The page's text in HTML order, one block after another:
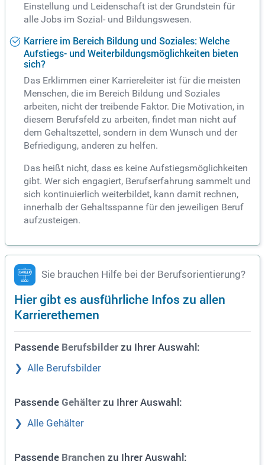
Einstellung und Leidenschaft ist der Grundstein für
alle Jobs im Sozial- und Bildungswesen.
Karriere im Bereich Bildung und Soziales: Welche
Aufstiegs- und Weiterbildungsmöglichkeiten bieten
sich?
Das Erklimmen einer Karriereleiter ist für die meisten
Menschen, die im Bereich Bildung und Soziales
arbeiten, nicht der treibende Faktor. Die Motivation, in
diesem Berufsfeld zu arbeiten, findet man nicht auf
dem Gehaltszettel, sondern in dem Wunsch und der
Befriedigung, anderen zu helfen.
Das heißt nicht, dass es keine Aufstiegsmöglichkeiten
gibt. Wer sich engagiert, Berufserfahrung sammelt und
sich kontinuierlich weiterbildet, kann damit rechnen,
innerhalb der Gehaltsspanne für den jeweiligen Beruf
aufzusteigen.
Sie brauchen Hilfe bei der Berufsorientierung?
Hier gibt es ausführliche Infos zu allen
Karrierethemen
Passende Berufsbilder zu Ihrer Auswahl:
Alle Berufsbilder
Passende Gehälter zu Ihrer Auswahl:
Alle Gehälter
Passende Branchen zu Ihrer Auswahl: